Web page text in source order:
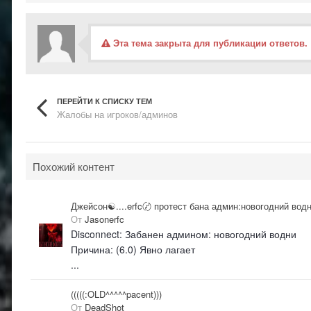
Эта тема закрыта для публикации ответов.
ПЕРЕЙТИ К СПИСКУ ТЕМ
Жалобы на игроков/админов
Похожий контент
Джейсон☯....erfc〄 протест бана админ:новогодний
От Jasonerfc
Disconnect: Забанен админом: новогодний водни
Причина: (6.0) Явно лагает
...
(((((:OLD^^^^^pacent)))
От DeadShot